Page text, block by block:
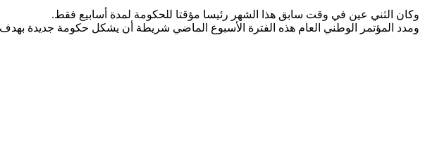
وكان الثني عين في وقت سابق هذا الشهر رئيسا مؤقتا للحكومة لمدة أسابيع فقط.
ومدد المؤتمر الوطني العام هذه الفترة الأسبوع الماضي شريطة أن يشكل حكومة جديدة بهدف